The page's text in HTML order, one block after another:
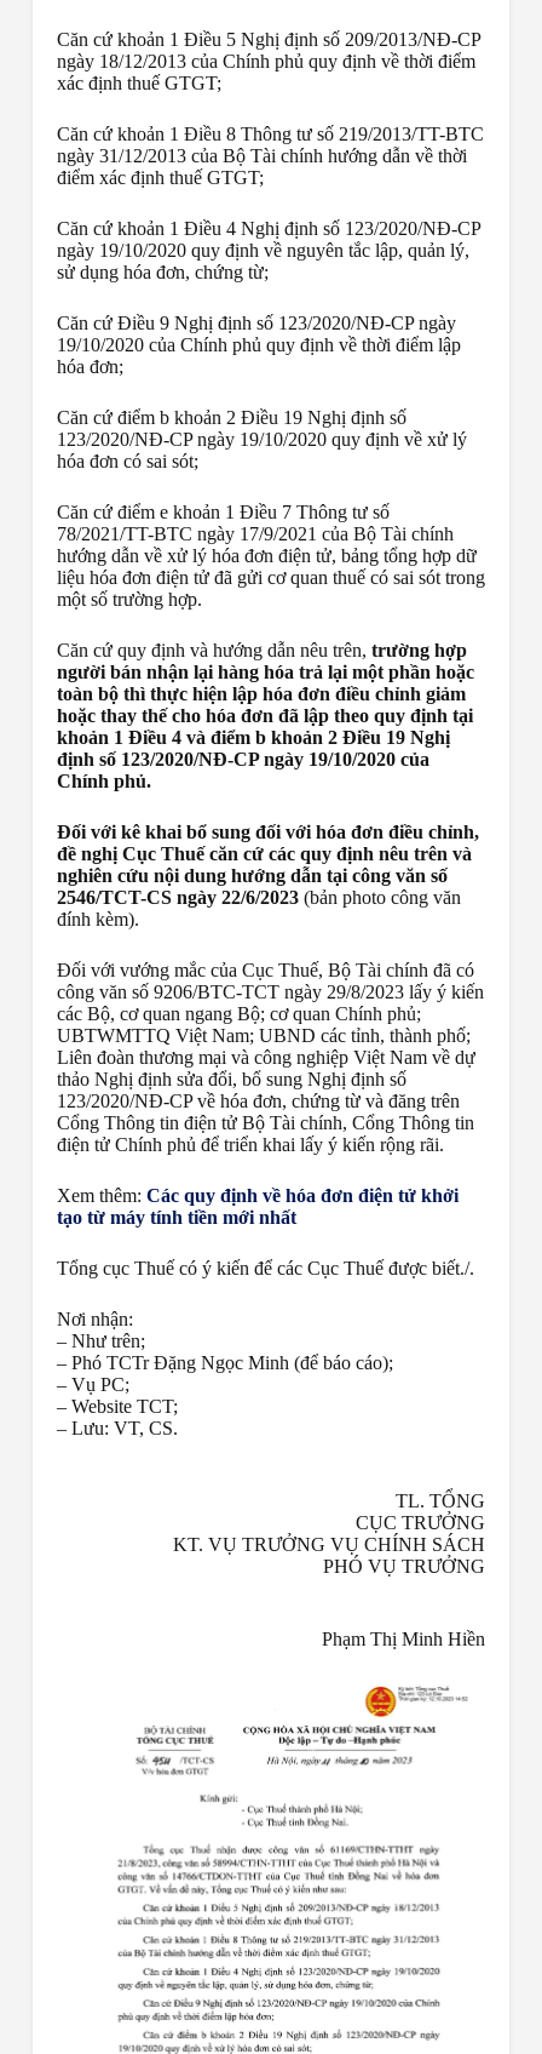
Căn cứ khoản 1 Điều 5 Nghị định số 209/2013/NĐ-CP
ngày 18/12/2013 của Chính phủ quy định về thời điểm
xác định thuế GTGT;
Căn cứ khoản 1 Điều 8 Thông tư số 219/2013/TT-BTC
ngày 31/12/2013 của Bộ Tài chính hướng dẫn về thời
điểm xác định thuế GTGT;
Căn cứ khoản 1 Điều 4 Nghị định số 123/2020/NĐ-CP
ngày 19/10/2020 quy định về nguyên tắc lập, quản lý,
sử dụng hóa đơn, chứng từ;
Căn cứ Điều 9 Nghị định số 123/2020/NĐ-CP ngày
19/10/2020 của Chính phủ quy định về thời điểm lập
hóa đơn;
Căn cứ điểm b khoản 2 Điều 19 Nghị định số
123/2020/NĐ-CP ngày 19/10/2020 quy định về xử lý
hóa đơn có sai sót;
Căn cứ điểm e khoản 1 Điều 7 Thông tư số
78/2021/TT-BTC ngày 17/9/2021 của Bộ Tài chính
hướng dẫn về xử lý hóa đơn điện tử, bảng tổng hợp dữ
liệu hóa đơn điện tử đã gửi cơ quan thuế có sai sót trong
một số trường hợp.
Căn cứ quy định và hướng dẫn nêu trên, trường hợp
người bán nhận lại hàng hóa trả lại một phần hoặc
toàn bộ thì thực hiện lập hóa đơn điều chỉnh giảm
hoặc thay thế cho hóa đơn đã lập theo quy định tại
khoản 1 Điều 4 và điểm b khoản 2 Điều 19 Nghị
định số 123/2020/NĐ-CP ngày 19/10/2020 của
Chính phủ.
Đối với kê khai bổ sung đối với hóa đơn điều chỉnh,
đề nghị Cục Thuế căn cứ các quy định nêu trên và
nghiên cứu nội dung hướng dẫn tại công văn số
2546/TCT-CS ngày 22/6/2023(bản photo công văn
đính kèm).
Đối với vướng mắc của Cục Thuế, Bộ Tài chính đã có
công văn số 9206/BTC-TCT ngày 29/8/2023 lấy ý kiến
các Bộ, cơ quan ngang Bộ; cơ quan Chính phủ;
UBTWMTTQ Việt Nam; UBND các tỉnh, thành phố;
Liên đoàn thương mại và công nghiệp Việt Nam về dự
thảo Nghị định sửa đổi, bổ sung Nghị định số
123/2020/NĐ-CP về hóa đơn, chứng từ và đăng trên
Cổng Thông tin điện tử Bộ Tài chính, Cổng Thông tin
điện tử Chính phủ để triển khai lấy ý kiến rộng rãi.
Xem thêm: Các quy định về hóa đơn điện tử khởi
tạo từ máy tính tiền mới nhất
Tổng cục Thuế có ý kiến để các Cục Thuế được biết./.
Nơi nhận:
– Như trên;
– Phó TCTr Đặng Ngọc Minh (để báo cáo);
– Vụ PC;
– Website TCT;
– Lưu: VT, CS.
TL. TỔNG
CỤC TRƯỞNG
KT. VỤ TRƯỞNG VỤ CHÍNH SÁCH
PHÓ VỤ TRƯỞNG
Phạm Thị Minh Hiền